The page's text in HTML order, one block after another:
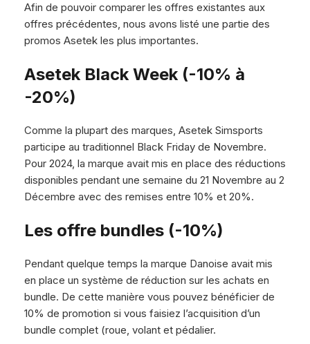
Afin de pouvoir comparer les offres existantes aux
offres précédentes, nous avons listé une partie des
promos Asetek les plus importantes.
Asetek Black Week (-10% à
-20%)
Comme la plupart des marques, Asetek Simsports
participe au traditionnel Black Friday de Novembre.
Pour 2024, la marque avait mis en place des réductions
disponibles pendant une semaine du 21 Novembre au 2
Décembre avec des remises entre 10% et 20%.
Les offre bundles (-10%)
Pendant quelque temps la marque Danoise avait mis
en place un système de réduction sur les achats en
bundle. De cette manière vous pouvez bénéficier de
10% de promotion si vous faisiez l’acquisition d’un
bundle complet (roue, volant et pédalier.